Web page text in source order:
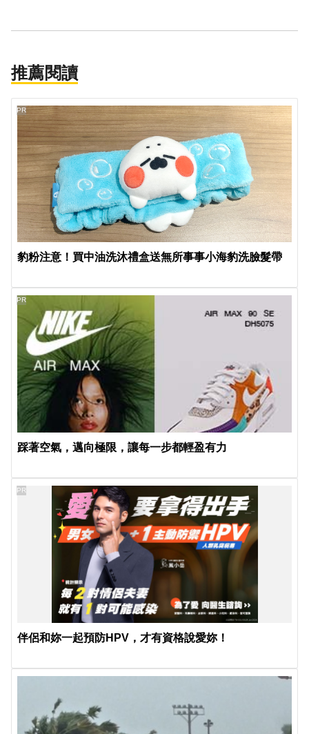
推薦閱讀
豹粉注意！買中油洗沐禮盒送無所事事小海豹洗臉髮帶
PR
踩著空氣，邁向極限，讓每一步都輕盈有力
PR
伴侶和妳一起預防HPV，才有資格說愛妳！
PR